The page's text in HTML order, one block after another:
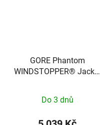
GORE Phantom
WINDSTOPPER® Jacket
Do 3 dnů